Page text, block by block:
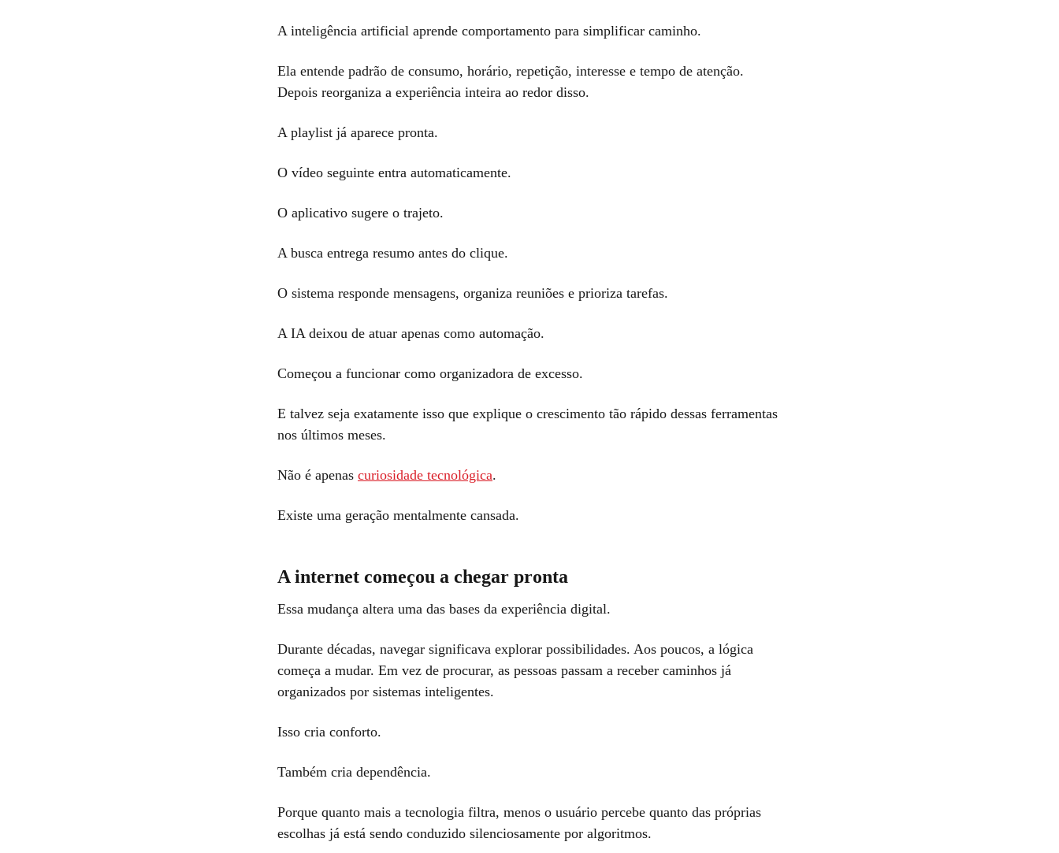
A inteligência artificial aprende comportamento para simplificar caminho.
Ela entende padrão de consumo, horário, repetição, interesse e tempo de atenção.
Depois reorganiza a experiência inteira ao redor disso.
A playlist já aparece pronta.
O vídeo seguinte entra automaticamente.
O aplicativo sugere o trajeto.
A busca entrega resumo antes do clique.
O sistema responde mensagens, organiza reuniões e prioriza tarefas.
A IA deixou de atuar apenas como automação.
Começou a funcionar como organizadora de excesso.
E talvez seja exatamente isso que explique o crescimento tão rápido dessas ferramentas
nos últimos meses.
Não é apenas curiosidade tecnológica.
Existe uma geração mentalmente cansada.
A internet começou a chegar pronta
Essa mudança altera uma das bases da experiência digital.
Durante décadas, navegar significava explorar possibilidades. Aos poucos, a lógica
começa a mudar. Em vez de procurar, as pessoas passam a receber caminhos já
organizados por sistemas inteligentes.
Isso cria conforto.
Também cria dependência.
Porque quanto mais a tecnologia filtra, menos o usuário percebe quanto das próprias
escolhas já está sendo conduzido silenciosamente por algoritmos.